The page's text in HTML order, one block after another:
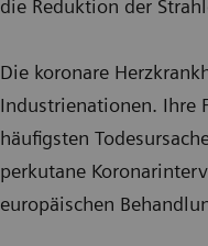
die Reduktion der
Die koronare
Industrienationen. Ihre
häufigsten
perkutane
europäischen